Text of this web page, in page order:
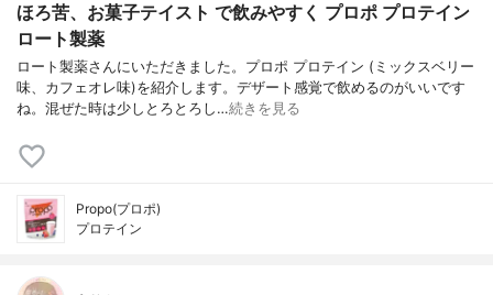
ほろ苦、お菓子テイスト で飲みやすく プロポ プロテイン
ロート製薬
ロート製薬さんにいただきました。プロポ プロテイン (ミックスベリー
味、カフェオレ味)を紹介します。デザート感覚で飲めるのがいいです
ね。混ぜた時は少しとろとろし…続きを見る
Propo(プロポ)
プロテイン